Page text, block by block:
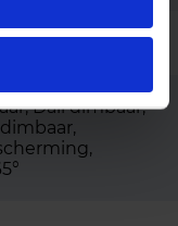
Dali dimbaar,